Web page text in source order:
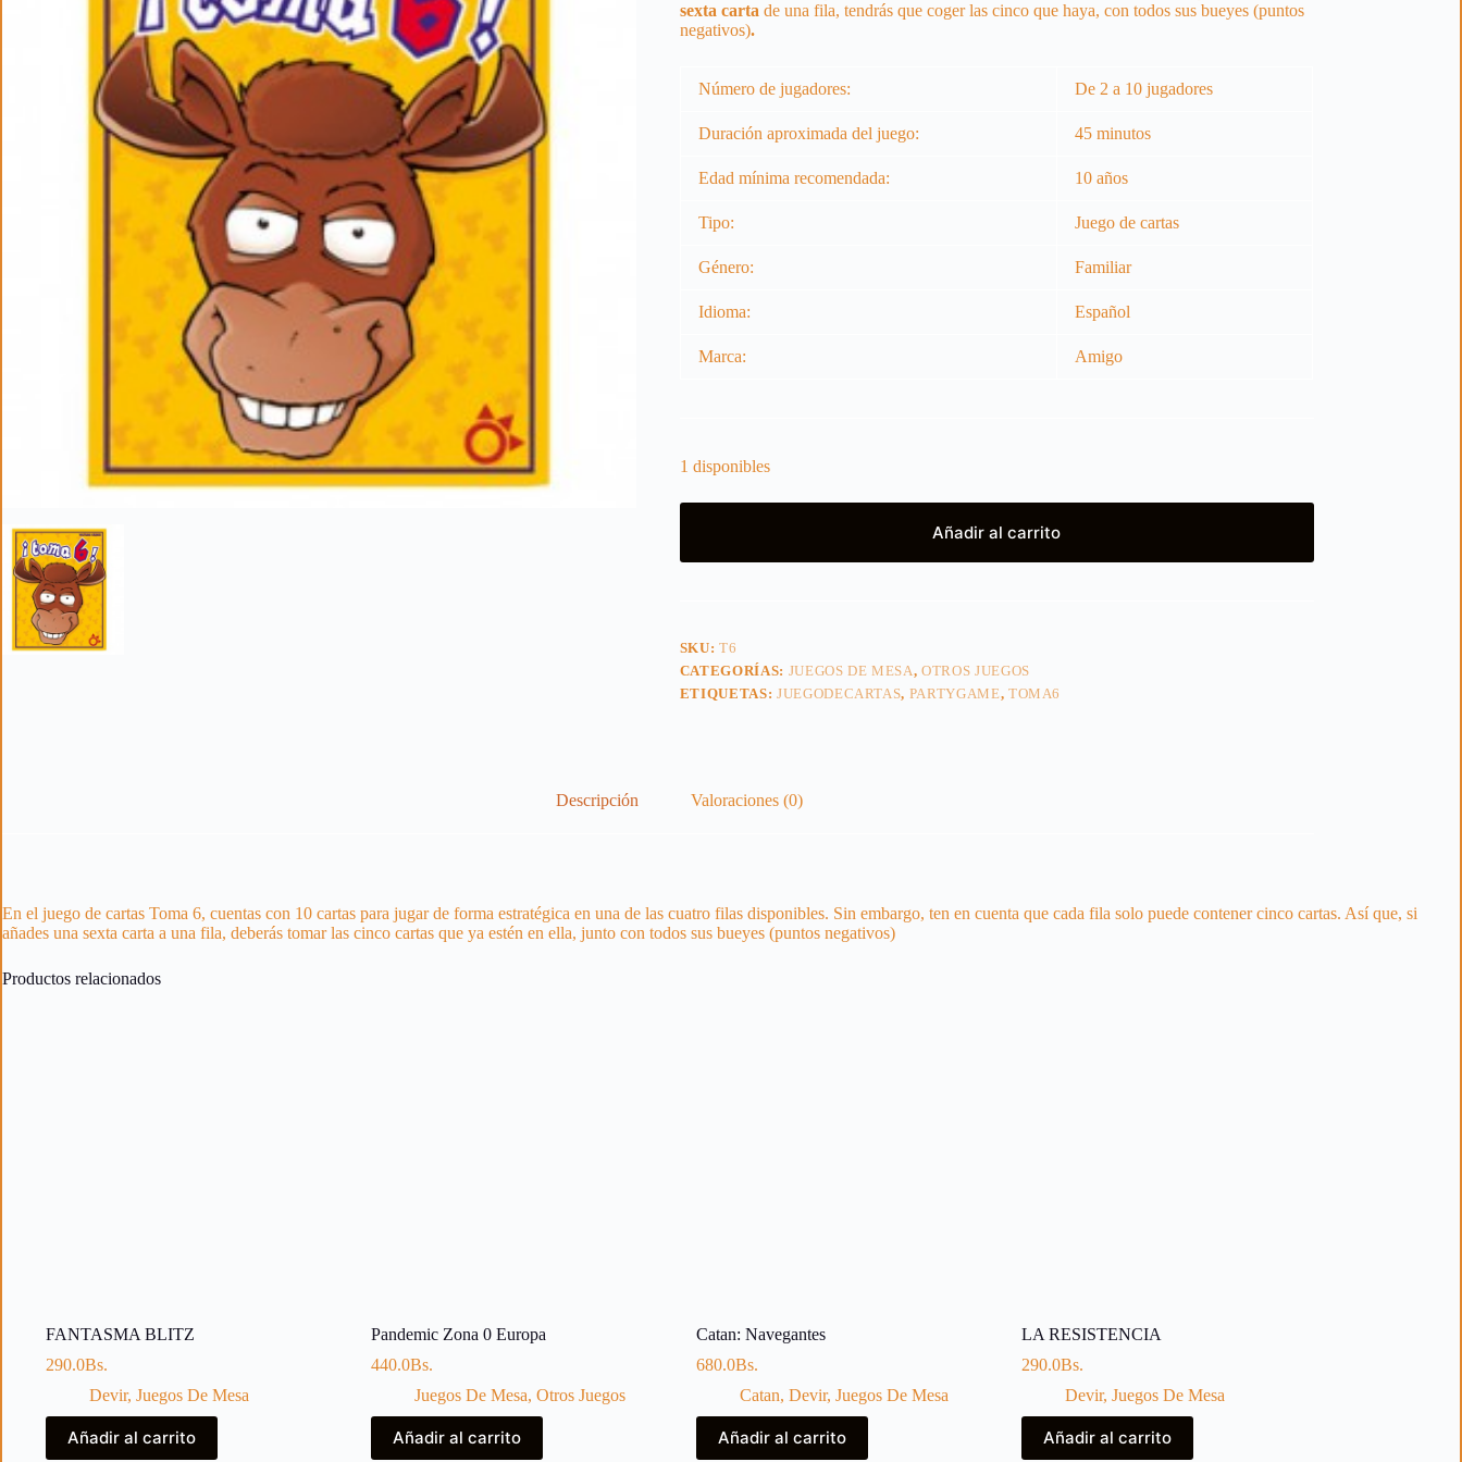
sexta carta de una fila, tendrás que coger las cinco que haya, con todos sus bueyes (puntos
negativos).
Número de jugadores: De 2 a 10 jugadores
Duración aproximada del juego: 45 minutos
Edad mínima recomendada: 10 años
Tipo: Juego de cartas
Género: Familiar
Idioma: Español
Marca: Amigo
1 disponibles
Añadir al carrito
SKU:T6
CATEGORÍAS: JUEGOS DE MESA,OTROS JUEGOS
ETIQUETAS: JUEGODECARTAS, PARTYGAME, TOMA6
Descripción Valoraciones (0)
En el juego de cartas Toma 6, cuentas con 10 cartas para jugar de forma estratégica en una de las cuatro filas disponibles. Sin embargo, ten en cuenta que cada fila solo puede contener cinco cartas. Así que, si
añades una sexta carta a una fila, deberás tomar las cinco cartas que ya estén en ella, junto con todos sus bueyes (puntos negativos)
Productos relacionados
FANTASMA BLITZ
290.0Bs.
Devir, Juegos De Mesa
Añadir al carrito
Pandemic Zona 0 Europa
440.0Bs.
Juegos De Mesa, Otros Juegos
Añadir al carrito
Catan: Navegantes
680.0Bs.
Catan, Devir, Juegos De Mesa
Añadir al carrito
LA RESISTENCIA
290.0Bs.
Devir, Juegos De Mesa
Añadir al carrito